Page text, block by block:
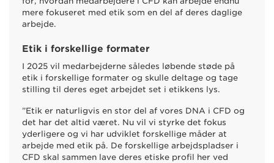
mere fokuseret med etik som en del af deres daglige
arbejde.
Etik i forskellige formater
I 2025 vil medarbejderne således løbende støde på
etik i forskellige formater og skulle deltage og tage
stilling til deres eget arbejdet set i etikkens lys.
”Etik er naturligvis en stor del af vores DNA i CFD og
det har det altid været. Nu vil vi styrke det fokus
yderligere og vi har udviklet forskellige måder at
arbejde med etik på. De forskellige arbejdspladser i
CFD skal sammen lave deres etiske profil her ved